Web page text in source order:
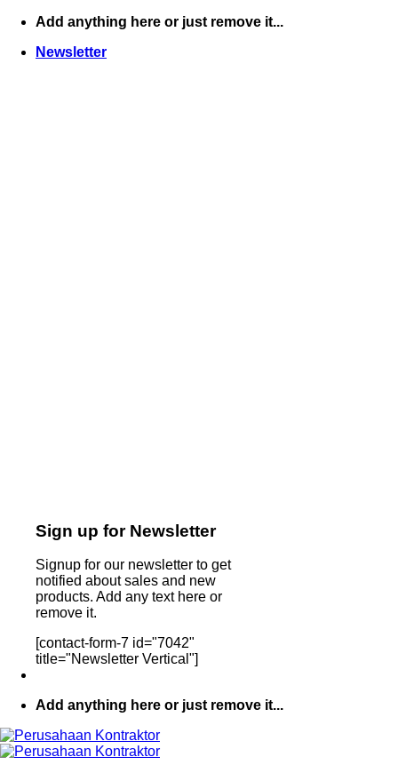
Skip
content
Add anything here or just remove it...
Newsletter
Sign up for Newsletter
Signup for our newsletter to get
notified about sales and new
products. Add any text here or
remove it.
[contact-form-7 id="7042"
title="Newsletter Vertical"]
Add anything here or just remove it...